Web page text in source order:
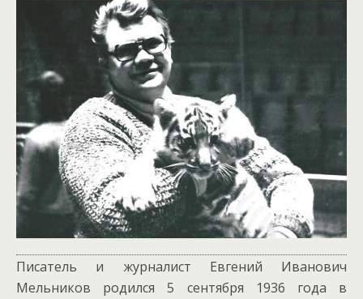
Писатель и журналист Евгений Иванович
Мельников родился 5 сентября 1936 года в